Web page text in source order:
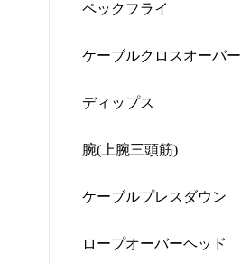
ペックフライ
ケーブルクロスオーバー
ディップス
腕(上腕三頭筋)
ケーブルプレスダウン
ロープオーバーヘッド